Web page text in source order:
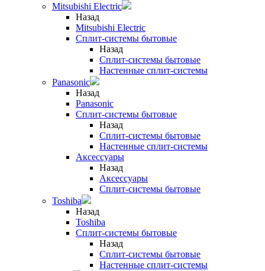
Mitsubishi Electric
Назад
Mitsubishi Electric
Сплит-системы бытовые
Назад
Сплит-системы бытовые
Настенные сплит-системы
Panasonic
Назад
Panasonic
Сплит-системы бытовые
Назад
Сплит-системы бытовые
Настенные сплит-системы
Аксессуары
Назад
Аксессуары
Сплит-системы бытовые
Toshiba
Назад
Toshiba
Сплит-системы бытовые
Назад
Сплит-системы бытовые
Настенные сплит-системы